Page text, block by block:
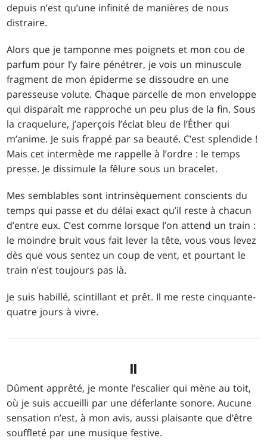
depuis n’est qu’une infinité de manières de nous
distraire.
Alors que je tamponne mes poignets et mon cou de
parfum pour l’y faire pénétrer, je vois un minuscule
fragment de mon épiderme se dissoudre en une
paresseuse volute. Chaque parcelle de mon enveloppe
qui disparaît me rapproche un peu plus de la fin. Sous
la craquelure, j’aperçois l’éclat bleu de l’Éther qui
m’anime. Je suis frappé par sa beauté. C’est splendide !
Mais cet intermède me rappelle à l’ordre : le temps
presse. Je dissimule la fêlure sous un bracelet.
Mes semblables sont intrinsèquement conscients du
temps qui passe et du délai exact qu’il reste à chacun
d’entre eux. C’est comme lorsque l’on attend un train :
le moindre bruit vous fait lever la tête, vous vous levez
dès que vous sentez un coup de vent, et pourtant le
train n’est toujours pas là.
Je suis habillé, scintillant et prêt. Il me reste cinquante-
quatre jours à vivre.
Dûment apprêté, je monte l’escalier qui mène au toit,
où je suis accueilli par une déferlante sonore. Aucune
sensation n’est, à mon avis, aussi plaisante que d’être
souffleté par une musique festive.